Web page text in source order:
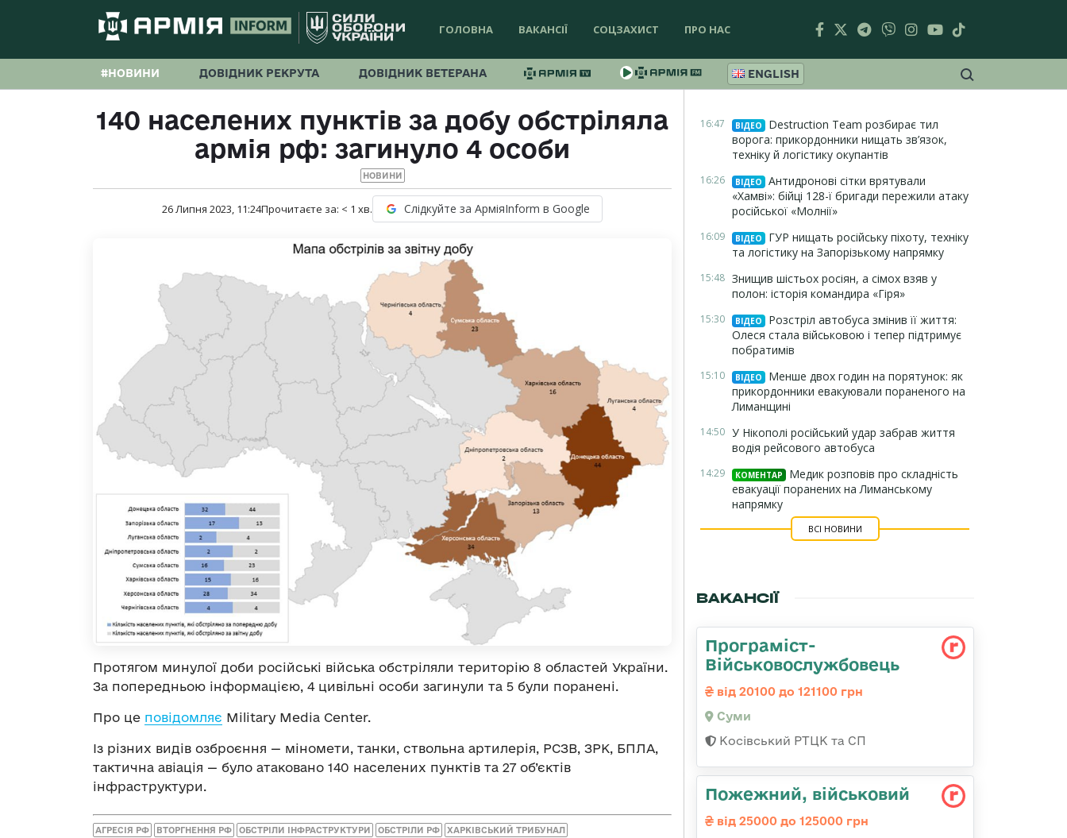
ГОЛОВНА ВАКАНСІЇ СОЦЗАХИСТ ПРО НАС
#НОВИНИ ДОВІДНИК РЕКРУТА ДОВІДНИК ВЕТЕРАНА ENGLISH
140 населених пунктів за добу обстріляла
армія рф: загинуло 4 особи
НОВИНИ
26 Липня 2023, 11:24Прочитаєте за: < 1 хв. Слідкуйте за АрміяInform в Google
Протягом минулої доби російські війська обстріляли територію 8 областей України.
За попередньою інформацією, 4 цивільні особи загинули та 5 були поранені.
Про це повідомляє Military Media Center.
Із різних видів озброєння — міномети, танки, ствольна артилерія, РСЗВ, ЗРК, БПЛА,
тактична авіація — було атаковано 140 населених пунктів та 27 об’єктів
інфраструктури.
АГРЕСІЯ РФ ВТОРГНЕННЯ РФ ОБСТРІЛИ ІНФРАСТРУКТУРИ ОБСТРІЛИ РФ ХАРКІВСЬКИЙ ТРИБУНАЛ
16:47 ВІДЕО
Destruction Team розбирає тил
ворога: прикордонники нищать зв’язок,
техніку й логістику окупантів
16:26 ВІДЕО
Антидронові сітки врятували
«Хамві»: бійці 128-ї бригади пережили атаку
російської «Молнії»
16:09 ВІДЕО
ГУР нищать російську піхоту, техніку
та логістику на Запорізькому напрямку
15:48 Знищив шістьох росіян, а сімох взяв у
полон: історія командира «Гіря»
15:30 ВІДЕО
Розстріл автобуса змінив її життя:
Олеся стала військовою і тепер підтримує
побратимів
15:10 ВІДЕО
Менше двох годин на порятунок: як
прикордонники евакуювали пораненого на
Лиманщині
14:50 У Нікополі російський удар забрав життя
водія рейсового автобуса
14:29 КОМЕНТАР
Медик розповів про складність
евакуації поранених на Лиманському
напрямку
ВСІ НОВИНИ
ВАКАНСІЇ
Програміст-
Військовослужбовець
від 20100 до 121100 грн
Суми
Косівський РТЦК та СП
Пожежний, військовий
від 25000 до 125000 грн